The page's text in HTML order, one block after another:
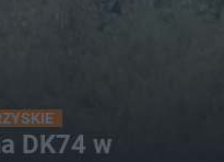
DK74 w